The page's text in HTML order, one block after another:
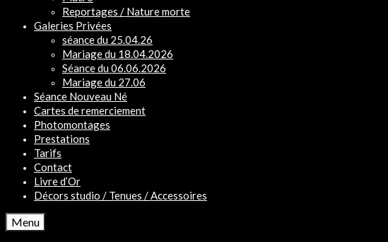
Reportages / Nature morte
Galeries Privées
séance du 25.04.26
Mariage du 18.04.2026
Séance du 06.06.2026
Mariage du 27.06
Séance Nouveau Né
Cartes de remerciement
Photomontages
Prestations
Tarifs
Contact
Livre d’Or
Décors studio / Tenues / Accessoires
Menu